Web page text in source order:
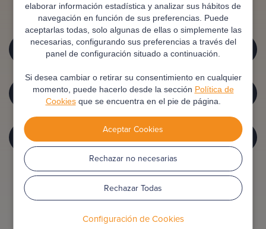
elaborar información estadística y analizar sus hábitos de
navegación en función de sus preferencias. Puede
aceptarlas todas, solo algunas de ellas o simplemente las
necesarias, configurando sus preferencias a través del
panel de configuración situado a continuación.
Si desea cambiar o retirar su consentimiento en cualquier
momento, puede hacerlo desde la sección Política de
Cookiesque se encuentra en el pie de página.
Aceptar Cookies
Rechazar no necesarias
Rechazar Todas
Configuración de Cookies
Home.not_found.desc
HOME.NOT_FOUND.BTTN1
HOME.NOT_FOUND.BTTN2
HOME.NOT_FOUND.BTTN3